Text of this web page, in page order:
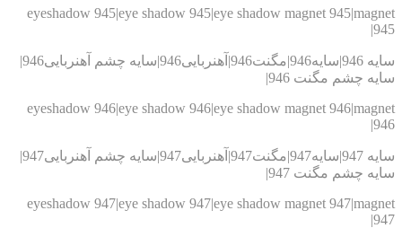
eyeshadow 945|eye shadow 945|eye shadow magnet
سایه 946|سایه946|مگنت946|آهنربایی946|سایه چشم آهنربایی946|
چشم مگنت 946|
eyeshadow 946|eye shadow 946|eye shadow magnet
سایه 947|سایه947|مگنت947|آهنربایی947|سایه چشم آهنربایی947|
چشم مگنت 947|
eyeshadow 947|eye shadow 947|eye shadow magnet